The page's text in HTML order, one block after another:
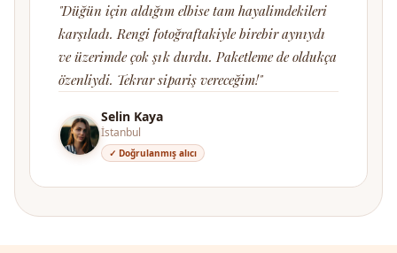
"Düğün için aldığım elbise tam hayalimdekileri
karşıladı. Rengi fotoğraftakiyle birebir aynıydı
ve üzerimde çok şık durdu. Paketleme de oldukça
özenliydi. Tekrar sipariş vereceğim!"
Selin Kaya
İstanbul
✓ Doğrulanmış alıcı